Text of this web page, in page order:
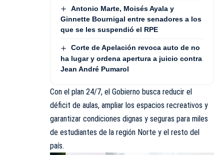
Antonio Marte, Moisés Ayala y
Ginnette Bournigal entre senadores a los
que se les suspendió el RPE
Corte de Apelación revoca auto de no
ha lugar y ordena apertura a juicio contra
Jean André Pumarol
Con el plan 24/7, el Gobierno busca reducir el
déficit de aulas, ampliar los espacios recreativos y
garantizar condiciones dignas y seguras para miles
de estudiantes de la región Norte y el resto del
país.